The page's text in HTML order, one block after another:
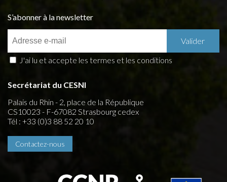
S’abonner à la newsletter
J'ai lu et accepte les termes et les conditions
Secrétariat du CESNI
Palais du Rhin - 2, place de la République
CS10023 - F-67082 Strasbourg cedex
Tél : +33 (0)3 88 52 20 10
Contactez-nous